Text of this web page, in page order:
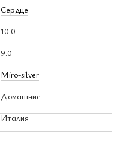
Сердце
10.0
9.0
Miro-silver
Домашние
Италия